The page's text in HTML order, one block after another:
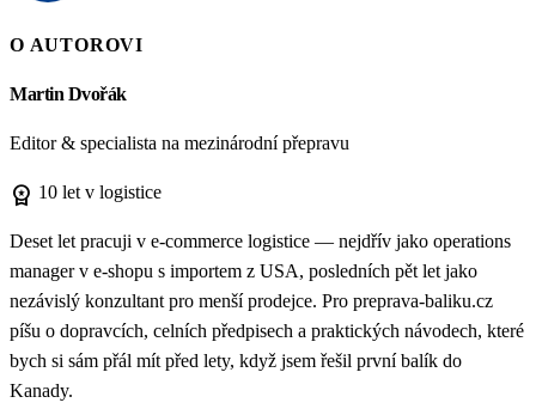
O AUTOROVI
Martin Dvořák
Editor & specialista na mezinárodní přepravu
workspace_premium 10 let v logistice
Deset let pracuji v e-commerce logistice — nejdřív jako operations
manager v e-shopu s importem z USA, posledních pět let jako
nezávislý konzultant pro menší prodejce. Pro preprava-baliku.cz
píšu o dopravcích, celních předpisech a praktických návodech, které
bych si sám přál mít před lety, když jsem řešil první balík do
Kanady.